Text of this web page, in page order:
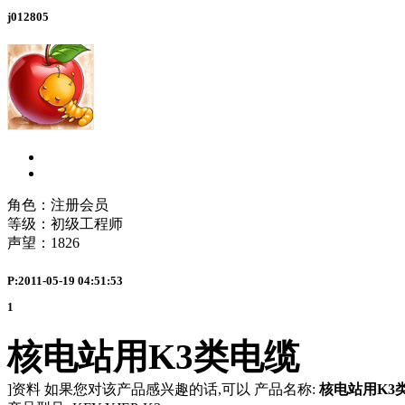
j012805
角色：注册会员
等级：初级工程师
声望： 1826
P:2011-05-19 04:51:53
1
核电站用K3类电缆
]资料 如果您对该产品感兴趣的话,可以 产品名称: 核电站用K3